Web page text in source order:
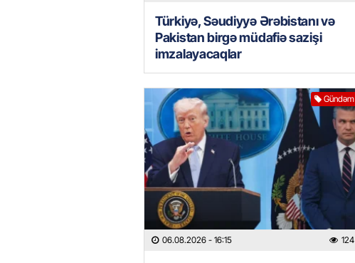
Türkiyə, Səudiyyə Ərəbistanı və
Pakistan birgə müdafiə sazişi
imzalayacaqlar
Gündəm
06.08.2026 - 16:15 124